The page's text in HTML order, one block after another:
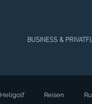
BUSINESS &
Heligolf Reisen